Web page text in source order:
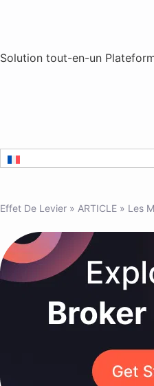
Solution tout-en-un
Effet De Levier » ARTICLE » Les